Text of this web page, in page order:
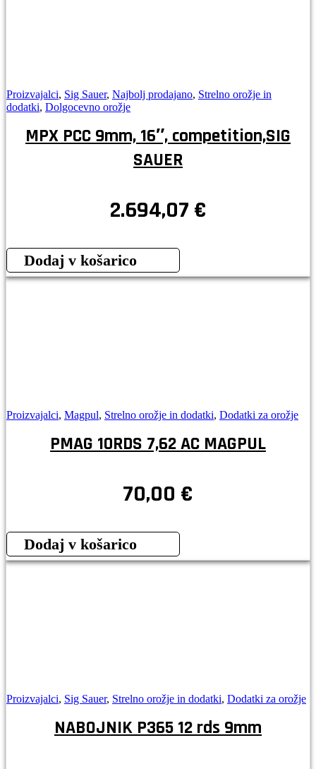
Proizvajalci, Sig Sauer, Najbolj prodajano, Strelno orožje in
dodatki, Dolgocevno orožje
MPX PCC 9mm, 16″, competition,SIG
SAUER
2.694,07 €
Dodaj v košarico
Proizvajalci, Magpul, Strelno orožje in dodatki, Dodatki za orožje
PMAG 10RDS 7,62 AC MAGPUL
70,00 €
Dodaj v košarico
Proizvajalci, Sig Sauer, Strelno orožje in dodatki, Dodatki za orožje
NABOJNIK P365 12 rds 9mm